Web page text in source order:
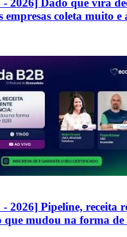
2026] Dado que vira
empresas coleta muito e
2026] Pipeline, receita
que mudou na forma